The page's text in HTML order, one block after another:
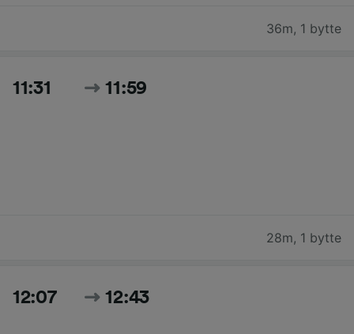
36m, 1 bytte
11:31 11:59
28m, 1 bytte
12:07 12:43